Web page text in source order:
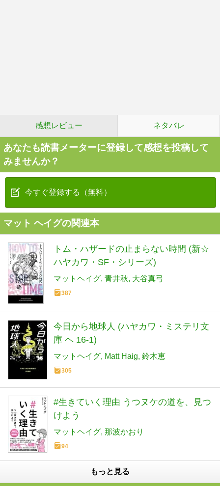
感想レビュー ネタバレ
あなたも読書メーターに登録して感想を投稿して
みませんか？
今すぐ登録する（無料）
マット ヘイグの関連本
トム・ハザードの止まらない時間 (新☆
ハヤカワ・SF・シリーズ)
マットヘイグ 青井秋 大谷真弓
387
今日から地球人 (ハヤカワ・ミステリ文
庫 ヘ 16-1)
マットヘイグ Matt Haig 鈴木恵
305
#生きていく理由 うつヌケの道を、見つ
けよう
マットヘイグ 那波かおり
94
もっと見る